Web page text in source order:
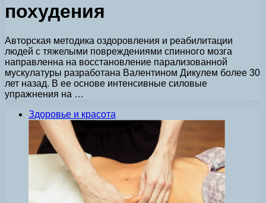
похудения
Авторская методика оздоровления и реабилитации
людей с тяжелыми повреждениями спинного мозга
направленна на восстановление парализованной
мускулатуры разработана Валентином Дикулем более 30
лет назад. В ее основе интенсивные силовые
упражнения на …
Здоровье и красота